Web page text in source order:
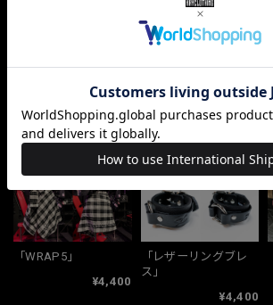
10068
関連商品
「WRAP5」
¥4,400
「レザーリングブレ
ス」
¥4,400